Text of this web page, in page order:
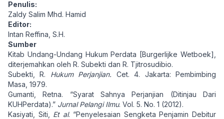
Penulis:
Zaldy Salim Mhd. Hamid
Editor:
Intan Reffina, S.H.
Sumber
Kitab Undang-Undang Hukum Perdata [Burgerlijke Wetboek],
diterjemahkan oleh R. Subekti dan R. Tjitrosudibio.
Subekti, R. Hukum Perjanjian. Cet. 4. Jakarta: Pembimbing
Masa, 1979.
Gumanti, Retna. “Syarat Sahnya Perjanjian (Ditinjau Dari
KUHPerdata).” Jurnal Pelangi Ilmu. Vol. 5. No. 1 (2012).
Kasiyati, Siti, Et al. “Penyelesaian Sengketa Penjamin Debitur